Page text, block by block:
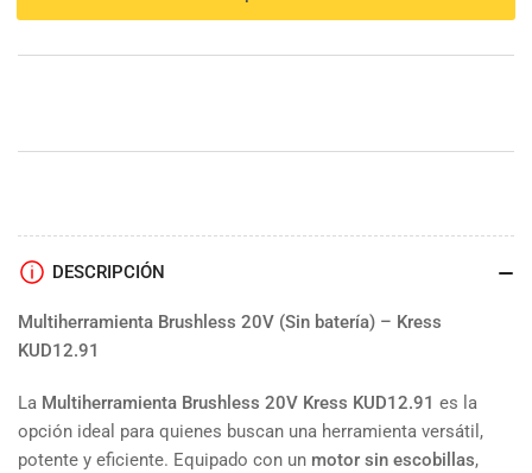
MultiherramientaMultiherramienta
DESCRIPCIÓN
Multiherramienta Brushless 20V (Sin batería) – Kress
KUD12.91
La Multiherramienta Brushless 20V Kress KUD12.91 es la
opción ideal para quienes buscan una herramienta versátil,
potente y eficiente. Equipado con un motor sin escobillas,